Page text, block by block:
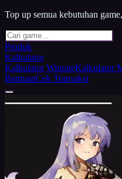
Top up semua kebutuhan
Produk
Kalkulator
Kalkulator WinrateKalkulator
BantuanCek Transaksi